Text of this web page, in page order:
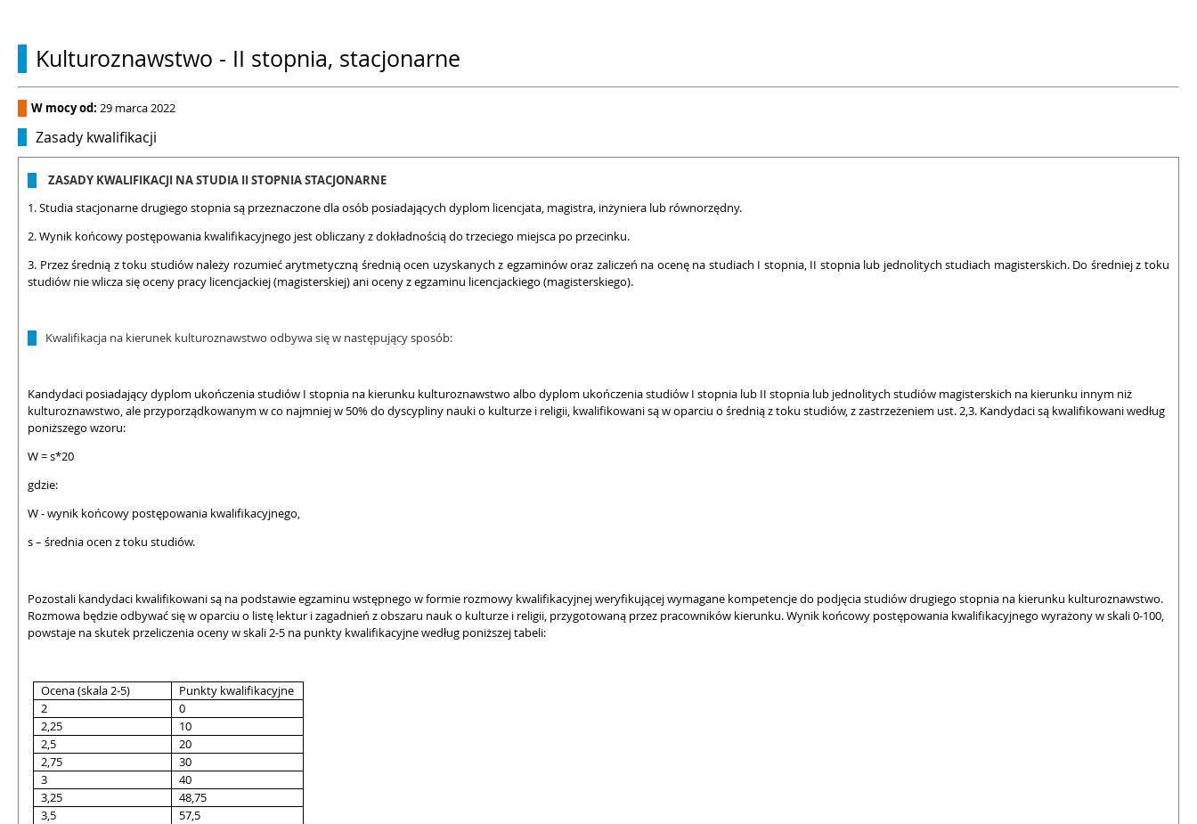
Kulturoznawstwo - II stopnia, stacjonarne
W mocy od: 29 marca 2022
Zasady kwalifikacji
ZASADY KWALIFIKACJI NA STUDIA II STOPNIA STACJONARNE
1. Studia stacjonarne drugiego stopnia są przeznaczone dla osób posiadających dyplom licencjata, magistra, inżyniera lub równorzędny.
2. Wynik końcowy postępowania kwalifikacyjnego jest obliczany z dokładnością do trzeciego miejsca po przecinku.
3. Przez średnią z toku studiów należy rozumieć arytmetyczną średnią ocen uzyskanych z egzaminów oraz zaliczeń na ocenę na studiach I stopnia, II stopnia lub jednolitych studiach magisterskich. Do średniej z toku
studiów nie wlicza się oceny pracy licencjackiej (magisterskiej) ani oceny z egzaminu licencjackiego (magisterskiego).
Kwalifikacja na kierunek kulturoznawstwo odbywa się w następujący sposób:
Kandydaci posiadający dyplom ukończenia studiów I stopnia na kierunku kulturoznawstwo albo dyplom ukończenia studiów I stopnia lub II stopnia lub jednolitych studiów magisterskich na kierunku innym niż
kulturoznawstwo, ale przyporządkowanym w co najmniej w 50% do dyscypliny nauki o kulturze i religii, kwalifikowani są w oparciu o średnią z toku studiów, z zastrzeżeniem ust. 2,3. Kandydaci są kwalifikowani według
poniższego wzoru:
W = s*20
gdzie:
W - wynik końcowy postępowania kwalifikacyjnego,
s – średnia ocen z toku studiów.
Pozostali kandydaci kwalifikowani są na podstawie egzaminu wstępnego w formie rozmowy kwalifikacyjnej weryfikującej wymagane kompetencje do podjęcia studiów drugiego stopnia na kierunku kulturoznawstwo.
Rozmowa będzie odbywać się w oparciu o listę lektur i zagadnień z obszaru nauk o kulturze i religii, przygotowaną przez pracowników kierunku. Wynik końcowy postępowania kwalifikacyjnego wyrażony w skali 0-100,
powstaje na skutek przeliczenia oceny w skali 2-5 na punkty kwalifikacyjne według poniższej tabeli:
Ocena (skala 2-5)
Punkty kwalifikacyjne
2
0
2,25
10
2,5
20
2,75
30
3
40
3,25
48,75
3,5
57,5